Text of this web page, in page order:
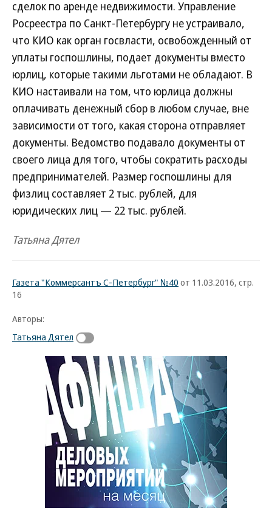
сделок по аренде недвижимости. Управление
Росреестра по Санкт-Петербургу не устраивало,
что КИО как орган госвласти, освобожденный от
уплаты госпошлины, подает документы вместо
юрлиц, которые такими льготами не обладают. В
КИО настаивали на том, что юрлица должны
оплачивать денежный сбор в любом случае, вне
зависимости от того, какая сторона отправляет
документы. Ведомство подавало документы от
своего лица для того, чтобы сократить расходы
предпринимателей. Размер госпошлины для
физлиц составляет 2 тыс. рублей, для
юридических лиц — 22 тыс. рублей.
Татьяна Дятел
Газета "Коммерсантъ С-Петербург" №40 от 11.03.2016, стр.
16
Авторы:
Татьяна Дятел